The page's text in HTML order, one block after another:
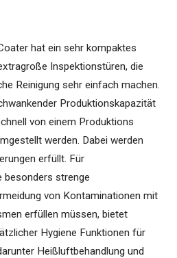
hat ein sehr kompaktes
Inspektionstüren, die
Reinigung sehr einfach machen.
Produktionskapazität
von einem Produktions
werden. Dabei werden
erfüllt. Für
besonders strenge
von Kontaminationen mit
erfüllen müssen, bietet
Hygiene Funktionen für
Heißluftbehandlung und